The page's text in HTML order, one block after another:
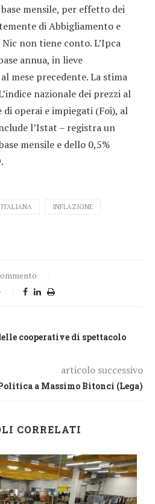
mensile, per effetto dei
di Abbigliamento e
non tiene conto. L’Ipca
annua, in lieve
mese precedente. La stima
nazionale dei prezzi al
operai e impiegati (Foi), al
l’Istat – registra un
mensile e dello 0,5%
INFLAZIONE
cooperative di spettacolo
articolo successivo
a Massimo Bitonci (Lega)
CORRELATI